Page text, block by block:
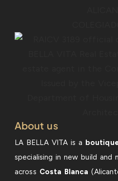
About us
LA BELLA VITA is a
specialising in new build and
across Costa Blanca